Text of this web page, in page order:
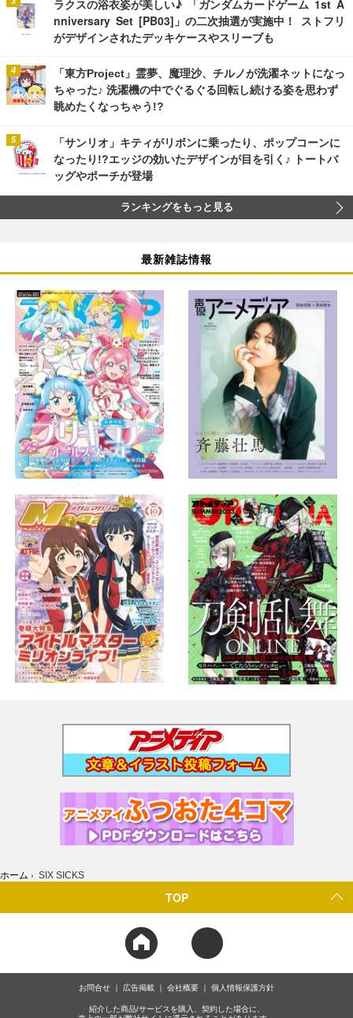
ラクスの浴衣姿が美しい♪ 「ガンダムカードゲーム 1st A
nniversary Set [PB03]」の二次抽選が実施中！ ストフリ
がデザインされたデッキケースやスリーブも
「東方Project」霊夢、魔理沙、チルノが洗濯ネットになっ
ちゃった♪ 洗濯機の中でぐるぐる回転し続ける姿を思わず
眺めたくなっちゃう!?
「サンリオ」キティがリボンに乗ったり、ポップコーンに
なったり!?エッジの効いたデザインが目を引く♪ トートバ
ッグやポーチが登場
ランキングをもっと見る
最新雑誌情報
ホーム › SIX SICKS
TOP
お問合せ 広告掲載 会社概要 個人情報保護方針
紹介した商品/サービスを購入、契約した場合に、